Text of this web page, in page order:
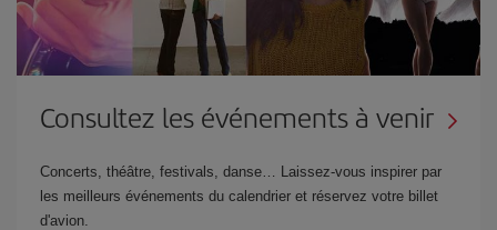
Consultez les événements à venir
Concerts, théâtre, festivals, danse… Laissez-vous inspirer par
les meilleurs événements du calendrier et réservez votre billet
d'avion.